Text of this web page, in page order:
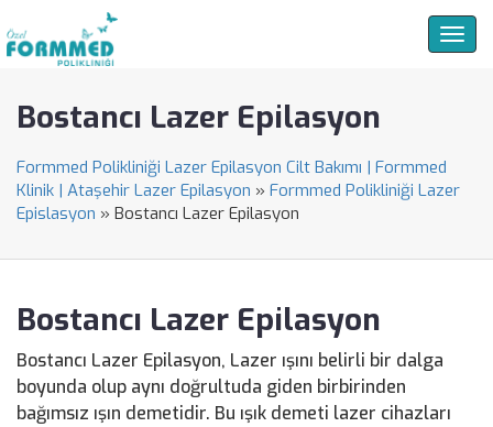
Bostancı Lazer Epilasyon
Formmed Polikliniği Lazer Epilasyon Cilt Bakımı | Formmed
Klinik | Ataşehir Lazer Epilasyon » Formmed Polikliniği Lazer
Epislasyon » Bostancı Lazer Epilasyon
Bostancı Lazer Epilasyon
Bostancı Lazer Epilasyon, Lazer ışını belirli bir dalga
boyunda olup aynı doğrultuda giden birbirinden
bağımsız ışın demetidir. Bu ışık demeti lazer cihazları